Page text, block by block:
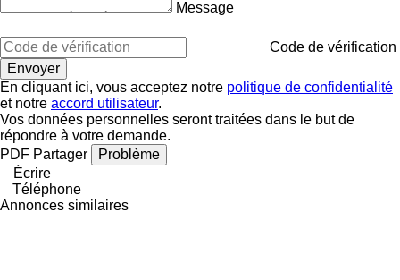
Message
Code de vérification
En cliquant ici, vous acceptez notre politique de confidentialité
et notre accord utilisateur.
Vos données personnelles seront traitées dans le but de
répondre à votre demande.
PDF Partager
Problème
Écrire
Téléphone
Annonces similaires